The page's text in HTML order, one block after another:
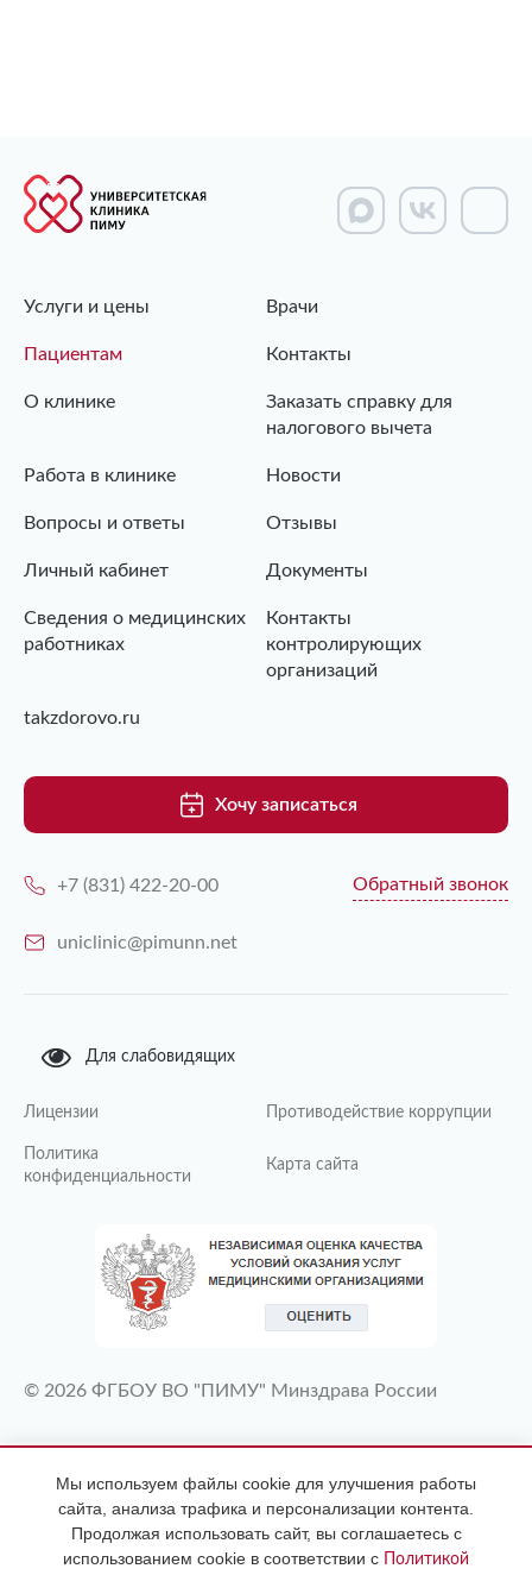
Услуги и цены Врачи
Пациентам Контакты
О клинике
Заказать справку для
налогового вычета
Работа в клинике Новости
Вопросы и ответы Отзывы
Личный кабинет Документы
Сведения о медицинских
работниках
Контакты
контролирующих
организаций
takzdorovo.ru
Хочу записаться
+7 (831) 422-20-00 Обратный звонок
uniclinic@pimunn.net
Для слабовидящих
Лицензии Противодействие коррупции
Политика
конфиденциальности
Карта сайта
© 2026 ФГБОУ ВО "ПИМУ" Минздрава России
ИМЕЮТСЯ ПРОТИВОПОКАЗАНИЯ
НЕОБХОДИМА КОНСУЛЬТАЦИЯ
СПЕЦИАЛИСТА
Мы используем файлы cookie для улучшения работы
сайта, анализа трафика и персонализации контента.
Продолжая использовать сайт, вы соглашаетесь с
использованием cookie в соответствии с
Политикой